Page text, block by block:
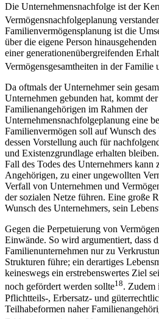
Die Unternehmensnachfolge ist der
Vermögensnachfolgeplanung
Familienvermögensplanung ist die
über die eigene Person hinausgehenden
einer generationenübergreifenden
Vermögensgesamtheiten in der Familie
Da oftmals der Unternehmer sein
Unternehmen gebunden hat, kommt
Familienangehörigen im Rahmen der
Unternehmensnachfolgeplanung eine
Familienvermögen soll auf Wunsch des
dessen Vorstellung auch für
und Existenzgrundlage erhalten
Fall des Todes des Unternehmers kann
Angehörigen, zu einer ungewollten
Verfall von Unternehmen und
der sozialen Netze führen. Eine große
Wunsch des Unternehmers, sein
Gegen die Perpetuierung von
Einwände. So wird argumentiert, dass
Familienunternehmen nur zu
Strukturen führe; ein derartiges
keineswegs ein erstrebenswertes Ziel
noch gefördert werden sollte18. Zudem
Pflichtteils-, Erbersatz- und
Teilhabeformen naher